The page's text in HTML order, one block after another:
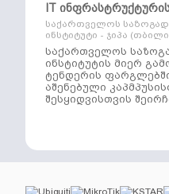
IT
საქართველოს
ინსტიტუტი - ჯიპა
საქართველოს
ინსტიტუტის მიერ
ტენდერის
აშენებული
შესყიდვისთვის